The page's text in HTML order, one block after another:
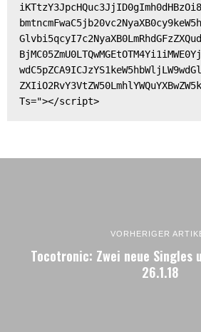
Ts="></script>
VORHERIGER
Tocotronic: Zwei neue Singles
26.1.18